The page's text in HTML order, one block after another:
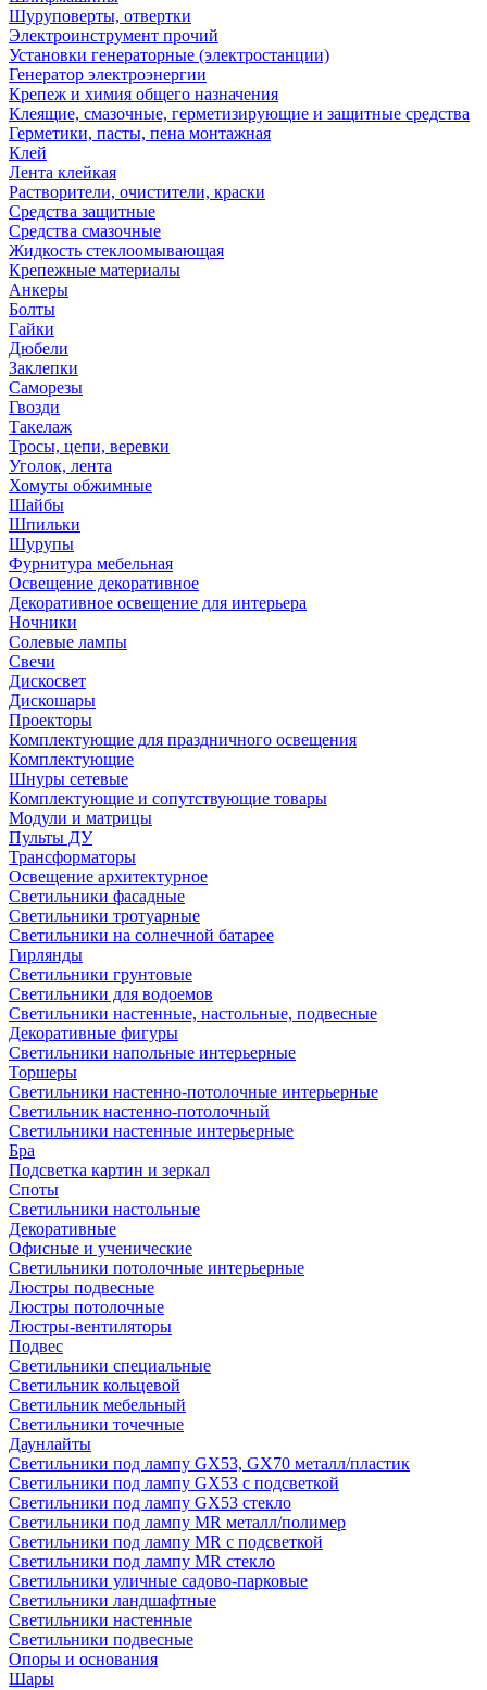
Шуруповерты, отвертки
Электроинструмент прочий
Установки генераторные (электростанции)
Генератор электроэнергии
Крепеж и химия общего назначения
Клеящие, смазочные, герметизирующие и защитные средства
Герметики, пасты, пена монтажная
Клей
Лента клейкая
Растворители, очистители, краски
Средства защитные
Средства смазочные
Жидкость стеклоомывающая
Крепежные материалы
Анкеры
Болты
Гайки
Дюбели
Заклепки
Саморезы
Гвозди
Такелаж
Тросы, цепи, веревки
Уголок, лента
Хомуты обжимные
Шайбы
Шпильки
Шурупы
Фурнитура мебельная
Освещение декоративное
Декоративное освещение для интерьера
Ночники
Солевые лампы
Свечи
Дискосвет
Дискошары
Проекторы
Комплектующие для праздничного освещения
Комплектующие
Шнуры сетевые
Комплектующие и сопутствующие товары
Модули и матрицы
Пульты ДУ
Трансформаторы
Освещение архитектурное
Светильники фасадные
Светильники тротуарные
Светильники на солнечной батарее
Гирлянды
Светильники грунтовые
Светильники для водоемов
Светильники настенные, настольные, подвесные
Декоративные фигуры
Светильники напольные интерьерные
Торшеры
Светильники настенно-потолочные интерьерные
Светильник настенно-потолочный
Светильники настенные интерьерные
Бра
Подсветка картин и зеркал
Споты
Светильники настольные
Декоративные
Офисные и ученические
Светильники потолочные интерьерные
Люстры подвесные
Люстры потолочные
Люстры-вентиляторы
Подвес
Светильники специальные
Светильник кольцевой
Светильник мебельный
Светильники точечные
Даунлайты
Светильники под лампу GX53, GX70 металл/пластик
Светильники под лампу GX53 с подсветкой
Светильники под лампу GX53 стекло
Светильники под лампу MR металл/полимер
Светильники под лампу MR с подсветкой
Светильники под лампу MR стекло
Светильники уличные садово-парковые
Светильники ландшафтные
Светильники настенные
Светильники подвесные
Опоры и основания
Шары